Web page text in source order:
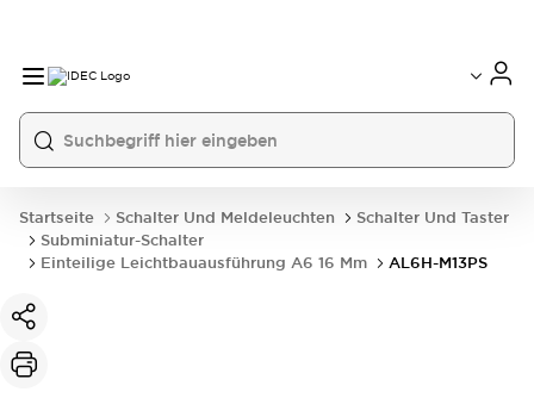
Startseite Schalter Und Meldeleuchten
Schalter Und Taster
Subminiatur-Schalter
Einteilige Leichtbauausführung A6 16 Mm
AL6H-M13PS